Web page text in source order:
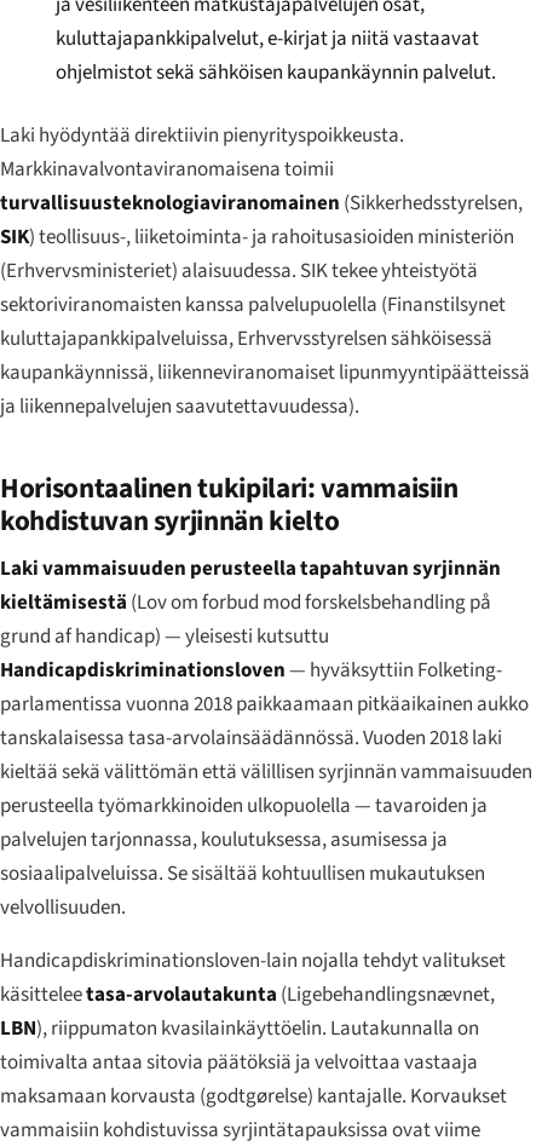
kuluttajapankkipalvelut, e-kirjat ja niitä vastaavat
ohjelmistot sekä sähköisen kaupankäynnin palvelut.
Laki hyödyntää direktiivin pienyrityspoikkeusta.
Markkinavalvontaviranomaisena toimii
turvallisuusteknologiaviranomainen (Sikkerhedsstyrelsen,
SIK) teollisuus-, liiketoiminta- ja rahoitusasioiden ministeriön
(Erhvervsministeriet) alaisuudessa. SIK tekee yhteistyötä
sektoriviranomaisten kanssa palvelupuolella (Finanstilsynet
kuluttajapankkipalveluissa,Erhvervsstyrelsensähköisessä
kaupankäynnissä, liikenneviranomaiset lipunmyyntipäätteissä
ja liikennepalvelujen saavutettavuudessa).
Horisontaalinen tukipilari: vammaisiin
kohdistuvan syrjinnän kielto
Laki vammaisuuden perusteella tapahtuvan syrjinnän
kieltämisestä (Lov om forbud mod forskelsbehandling på
grund af handicap) — yleisesti kutsuttu
Handicapdiskriminationsloven— hyväksyttiin Folketing-
parlamentissa vuonna 2018 paikkaamaan pitkäaikainen aukko
tanskalaisessa tasa-arvolainsäädännössä. Vuoden 2018 laki
kieltää sekä välittömän että välillisen syrjinnän vammaisuuden
perusteella työmarkkinoiden ulkopuolella — tavaroiden ja
palvelujen tarjonnassa, koulutuksessa, asumisessa ja
sosiaalipalveluissa. Se sisältää kohtuullisen mukautuksen
velvollisuuden.
Handicapdiskriminationsloven-lain nojalla tehdyt valitukset
käsitteleetasa-arvolautakunta (Ligebehandlingsnævnet,
LBN), riippumaton kvasilainkäyttöelin. Lautakunnalla on
toimivalta antaa sitovia päätöksiä ja velvoittaa vastaaja
maksamaan korvausta (godtgørelse) kantajalle. Korvaukset
vammaisiin kohdistuvissa syrjintätapauksissa ovat viime